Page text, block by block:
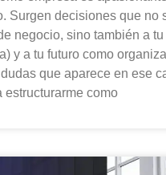
Surgen decisiones que no
negocio, sino también a
y a tu futuro como
que aparece en ese
estructurarme como